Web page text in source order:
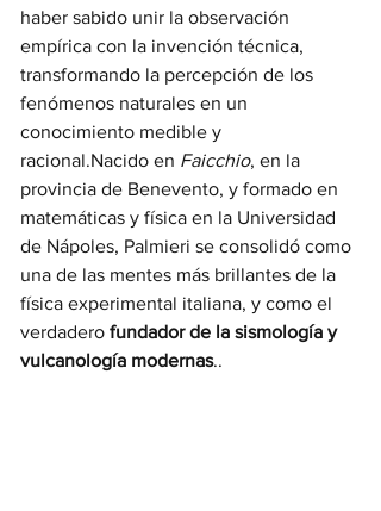
haber sabido unir la observación
empírica con la invención técnica,
transformando la percepción de los
fenómenos naturales en un
conocimiento medible y
racional.Nacido en Faicchio, en la
provincia de Benevento, y formado en
matemáticas y física en la Universidad
de Nápoles, Palmieri se consolidó como
una de las mentes más brillantes de la
física experimental italiana, y como el
verdadero fundador de la sismología y
vulcanología modernas..